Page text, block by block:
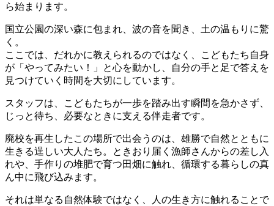
ら始まります。
国立公園の深い森に包まれ、波の音を聞き、土の温もりに驚
く。
ここでは、だれかに教えられるのではなく、こどもたち自身
が「やってみたい！」と心を動かし、自分の手と足で答えを
見つけていく時間を大切にしています。
スタッフは、こどもたちが一歩を踏み出す瞬間を急かさず、
じっと待ち、必要なときに支える伴走者です。
廃校を再生したこの場所で出会うのは、雄勝で自然とともに
生きる逞しい大人たち。ときおり届く漁師さんからの差し入
れや、手作りの堆肥で育つ田畑に触れ、循環する暮らしの真
ん中に飛び込みます。
それは単なる自然体験ではなく、人の生き方に触れることで